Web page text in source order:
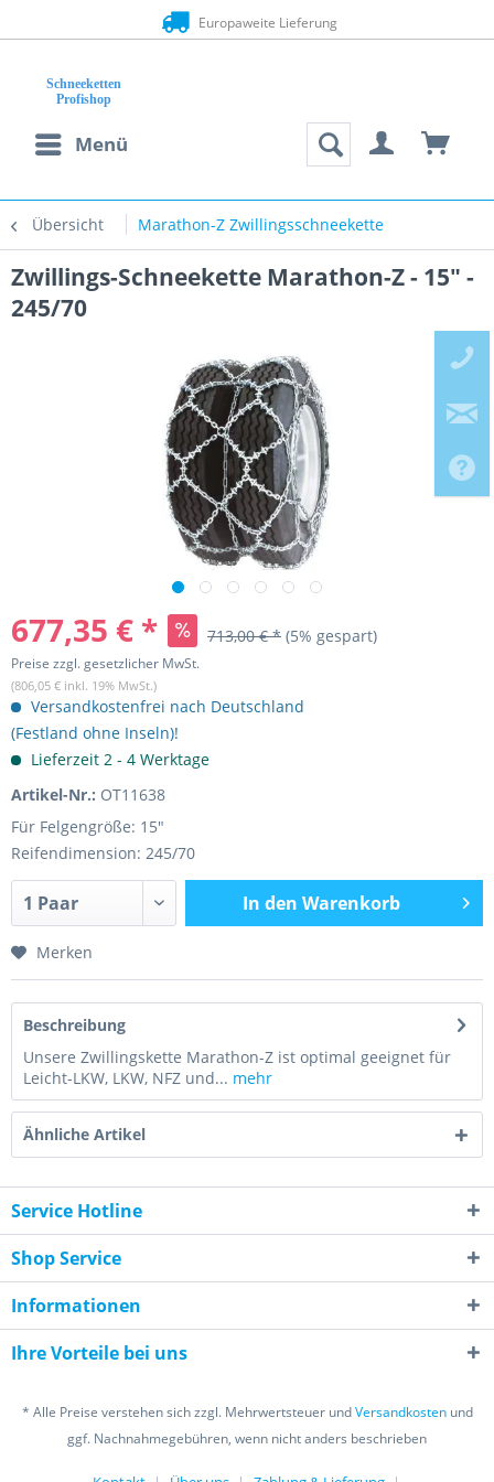
Europaweite Lieferung
Menü
Übersicht Marathon-Z Zwillingsschneekette
Zwillings-Schneekette Marathon-Z - 15" -
245/70
677,35 € * 713,00 € * (5% gespart)
Preise zzgl. gesetzlicher MwSt.
(806,05 € inkl. 19% MwSt.)
Versandkostenfrei nach Deutschland
(Festland ohne Inseln)!
Lieferzeit 2 - 4 Werktage
Artikel-Nr.: OT11638
Für Felgengröße: 15"
Reifendimension: 245/70
In den Warenkorb
Merken
Beschreibung
Unsere Zwillingskette Marathon-Z ist optimal geeignet für
Leicht-LKW, LKW, NFZ und... mehr
Ähnliche Artikel
Service Hotline
Shop Service
Informationen
Ihre Vorteile bei uns
* Alle Preise verstehen sich zzgl. Mehrwertsteuer undVersandkostenund
ggf. Nachnahmegebühren, wenn nicht anders beschrieben